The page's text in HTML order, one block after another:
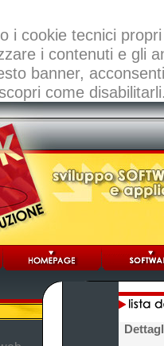
i cookie tecnici
i contenuti e gli
banner,
come